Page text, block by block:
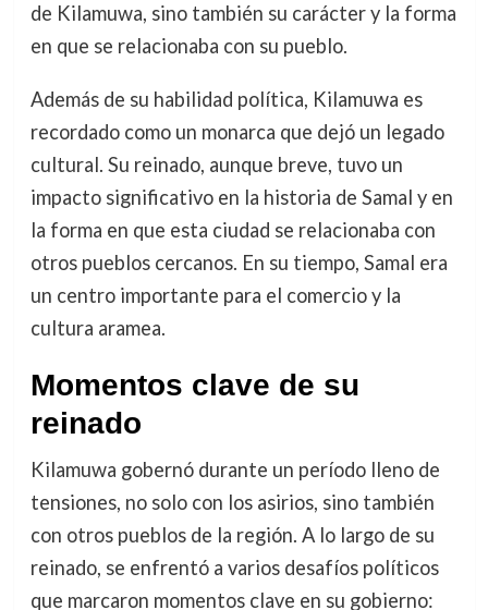
de Kilamuwa, sino también su carácter y la forma
en que se relacionaba con su pueblo.
Además de su habilidad política, Kilamuwa es
recordado como un monarca que dejó un legado
cultural. Su reinado, aunque breve, tuvo un
impacto significativo en la historia de Samal y en
la forma en que esta ciudad se relacionaba con
otros pueblos cercanos. En su tiempo, Samal era
un centro importante para el comercio y la
cultura aramea.
Momentos clave de su
reinado
Kilamuwa gobernó durante un período lleno de
tensiones, no solo con los asirios, sino también
con otros pueblos de la región. A lo largo de su
reinado, se enfrentó a varios desafíos políticos
que marcaron momentos clave en su gobierno: